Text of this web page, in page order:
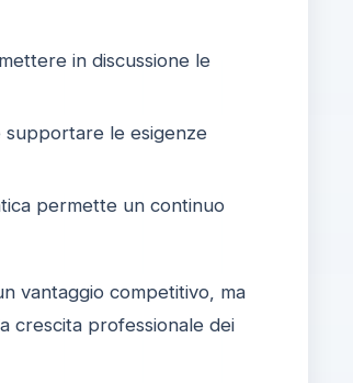
in discussione le
le esigenze
permette un continuo
vantaggio competitivo, ma
crescita professionale dei